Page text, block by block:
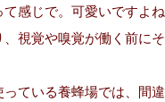
感じで。可愛いですよね
視覚や嗅覚が働く前に
ている養蜂場では、間違